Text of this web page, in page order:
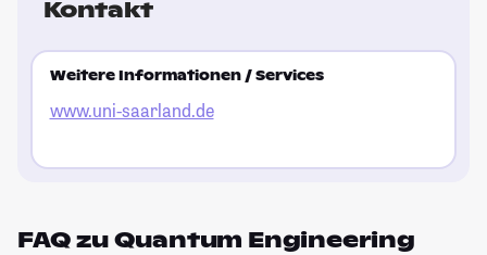
Kontakt
Weitere Informationen / Services
www.uni-saarland.de
FAQ zu Quantum Engineering